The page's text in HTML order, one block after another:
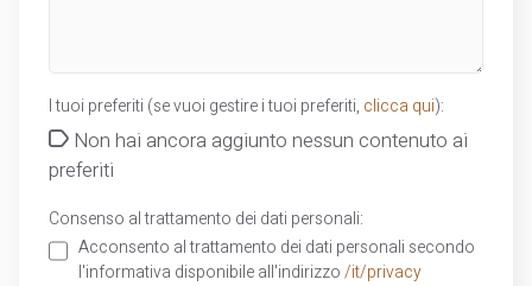
I tuoi preferiti (se vuoi gestire i tuoi preferiti, clicca qui):
Non hai ancora aggiunto nessun contenuto ai
preferiti
Consenso al trattamento dei dati personali:
Acconsento al trattamento dei dati personali secondo
l'informativa disponibile all'indirizzo /it/privacy